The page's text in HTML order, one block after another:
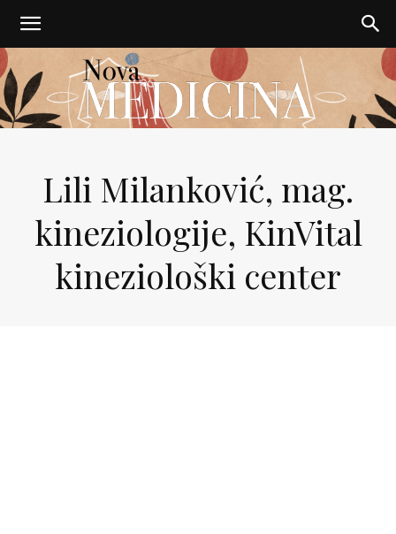
medicina
Lili Milanković, mag.
kineziologije, KinVital
kineziološki center